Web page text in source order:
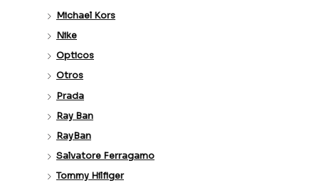
Michael Kors
Nike
Opticos
Otros
Prada
Ray Ban
RayBan
Salvatore Ferragamo
Tommy Hilfiger